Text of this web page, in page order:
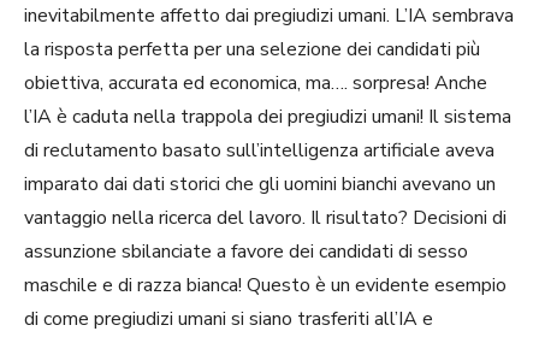
inevitabilmente affetto dai pregiudizi umani. L’IA sembrava
la risposta perfetta per una selezione dei candidati più
obiettiva, accurata ed economica, ma…. sorpresa! Anche
l’IA è caduta nella trappola dei pregiudizi umani! Il sistema
di reclutamento basato sull’intelligenza artificiale aveva
imparato dai dati storici che gli uomini bianchi avevano un
vantaggio nella ricerca del lavoro. Il risultato? Decisioni di
assunzione sbilanciate a favore dei candidati di sesso
maschile e di razza bianca! Questo è un evidente esempio
di come pregiudizi umani si siano trasferiti all’IA e